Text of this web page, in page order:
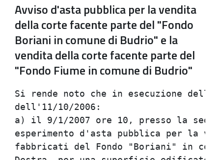
Avviso d'asta pubblica per la vendita
della corte facente parte del "Fondo
Boriani in comune di Budrio" e la
vendita della corte facente parte del
"Fondo Fiume in comune di Budrio"
Si rende noto che in esecuzione della
dell'11/10/2006:
a) il 9/1/2007 ore 10, presso la
esperimento d'asta pubblica per la
fabbricati del Fondo "Boriani" in